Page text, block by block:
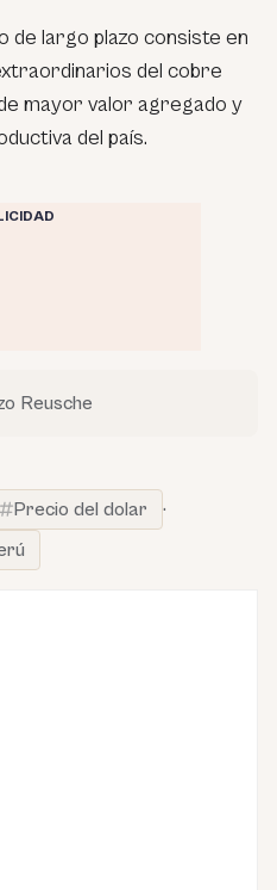
de largo plazo consiste en
del cobre
mayor valor agregado y
del país.
Reusche
Precio del dolar
·